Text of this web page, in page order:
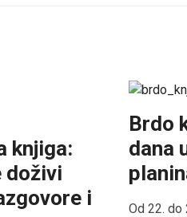
knjiga:
doživi
i
Brdo
dana
Od 22. do